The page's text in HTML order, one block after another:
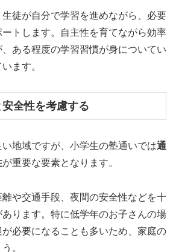
生徒が自分で学習を進めながら、必要
トします。自主性を育てながら効率
ある程度の学習習慣が身についてい
ます。
全性を考慮する
地域ですが、小学生の塾通いでは通
が重要な要素となります。
や交通手段、夜間の安全性などを十
ります。特に低学年のお子さんの場
必要になることも多いため、家庭の
。